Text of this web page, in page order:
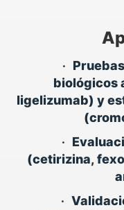
•
biológicos
ligelizumab) y
•
(cetirizina,
•